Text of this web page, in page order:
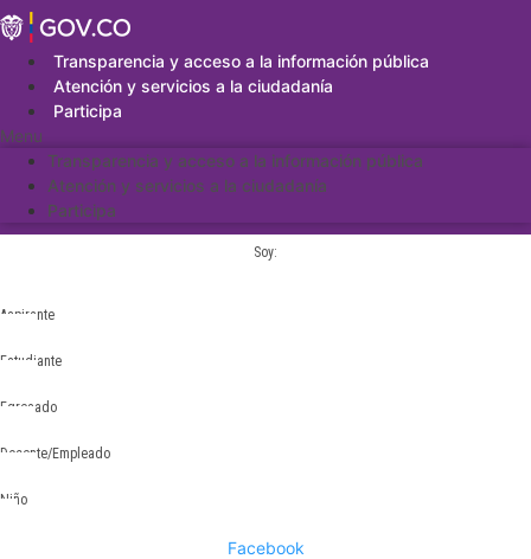
Saltar
al
contenidoTransparencia y acceso a la información pública
Atención y servicios a la ciudadanía
Participa
Menu
Transparencia y acceso a la información pública
Atención y servicios a la ciudadanía
Participa
Soy:
Aspirante
Estudiante
Egresado
Docente/Empleado
Niño
Facebook